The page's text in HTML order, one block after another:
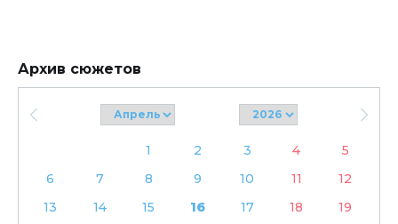
Архив сюжетов
1 2 3 4
5
6
7 8 9 10 11
12
13
14 15 16 17 18 19